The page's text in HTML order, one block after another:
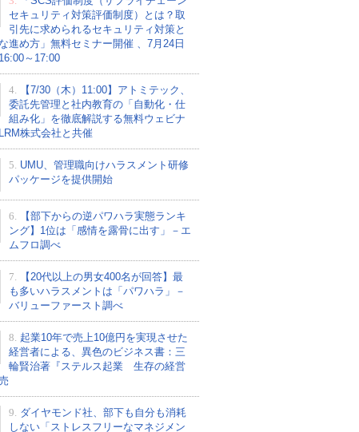
セキュリティ対策評価制度）とは？取
引先に求められるセキュリティ対策と
進め方」無料セミナー開催 、7月24日
～17:00
4.
【7/30（木）11:00】アトミテック、
委託先管理と社内教育の「自動化・仕
組み化」を徹底解説する無料ウェビナ
株式会社と共催
5. UMU、管理職向けハラスメント研修
パッケージを提供開始
6.
【部下からの逆パワハラ実態ランキ
ング】1位は「感情を露骨に出す」－エ
ムフロ調べ
7.
【20代以上の男女400名が回答】最
も多いハラスメントは「パワハラ」－
バリューファースト調べ
8. 起業10年で売上10億円を実現させた
経営者による、異色のビジネス書：三
輪賢治著『ステルス起業 生存の経営
9. ダイヤモンド社、部下も自分も消耗
しない「ストレスフリーなマネジメン